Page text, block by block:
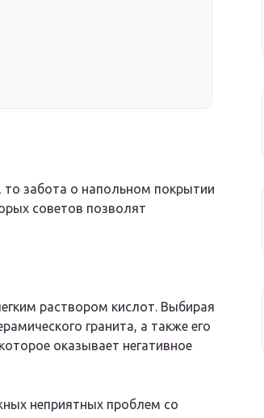
то забота о напольном покрытии
советов позволят
раствором кислот. Выбирая
гранита, а также его
оказывает негативное
неприятных проблем со